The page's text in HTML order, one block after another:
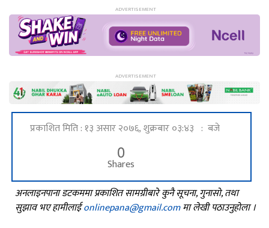
प्रकाशित मिति : १३ असार २०७६, शुक्रबार ०३:४३ : बजे
0
Shares
अनलाइनपाना डटकममा प्रकाशित सामग्रीबारे कुनै सूचना, गुनासो, तथा
सुझाव भए हामीलाईonlinepana@gmail.comमा लेखी पठाउनुहोला ।